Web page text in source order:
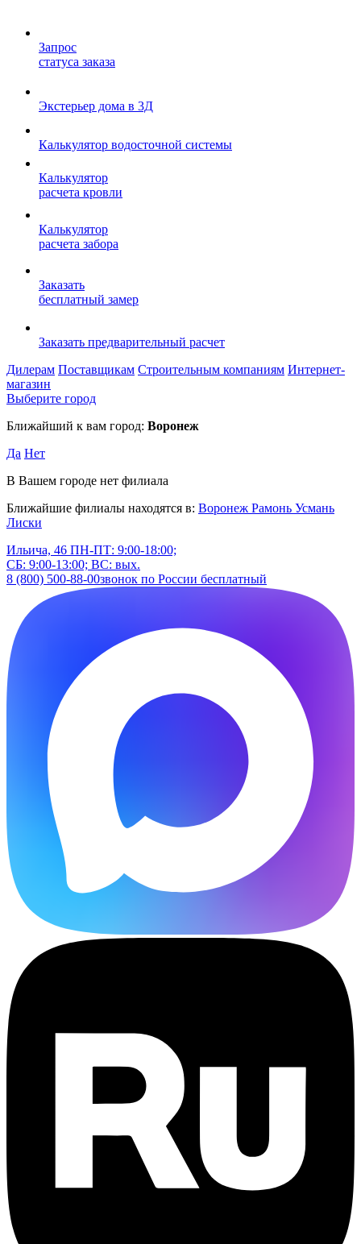
Запрос
статуса заказа
Экстерьер дома в 3Д
Калькулятор водосточной системы
Калькулятор
расчета кровли
Калькулятор
расчета забора
Заказать
бесплатный замер
Заказать предварительный расчет
Дилерам Поставщикам Строительным компаниям Интернет-
магазин
Выберите город
Ближайший к вам город: Воронеж
Да Нет
В Вашем городе нет филиала
Ближайшие филиалы находятся в: Воронеж Рамонь Усмань
Лиски
Ильича, 46 ПН-ПТ: 9:00-18:00;
СБ: 9:00-13:00; ВС: вых.
8 (800) 500-88-00звонок по России бесплатный